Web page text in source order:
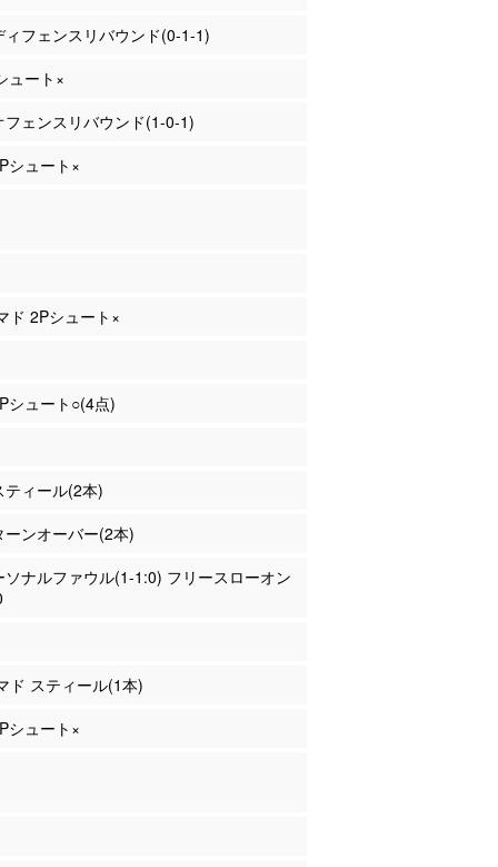
ィフェンスリバウンド(0-1-1)
ュート×
フェンスリバウンド(1-0-1)
シュート×
ド 2Pシュート×
シュート○(4点)
ィール(2本)
ンオーバー(2本)
ソナルファウル(1-1:0) フリースローオン
ド スティール(1本)
シュート×